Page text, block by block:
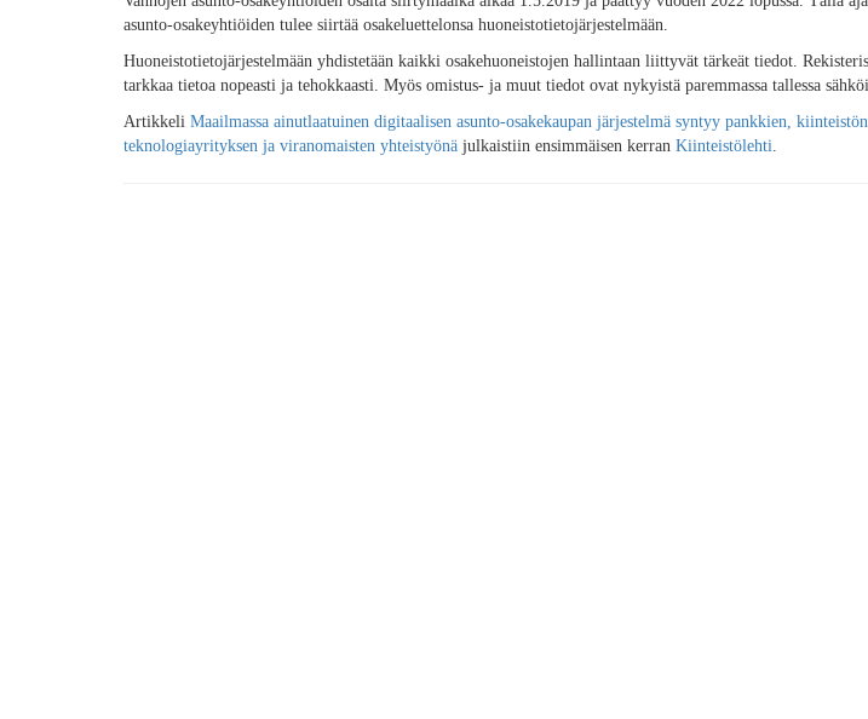
asunto-osakeyhtiöiden tulee siirtää osakeluettelonsa huoneistotietojärjestelmään.
Huoneistotietojärjestelmään yhdistetään kaikki osakehuoneistojen hallintaan liittyvät tärkeät tiedot.
tarkkaa tietoa nopeasti ja tehokkaasti. Myös omistus- ja muut tiedot ovat nykyistä paremmassa tallessa
Artikkeli Maailmassa ainutlaatuinen digitaalisen asunto-osakekaupan järjestelmä syntyy pankkien,
teknologiayrityksen ja viranomaisten yhteistyönä julkaistiin ensimmäisen kerran Kiinteistölehti.